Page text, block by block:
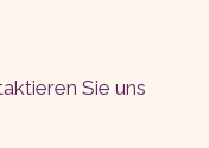
Sie uns